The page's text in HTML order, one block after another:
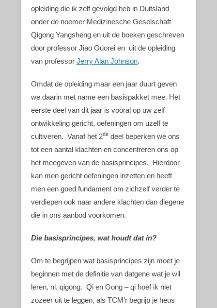
opleiding die ik zelf gevolgd heb in Duitsland
onder de noemer Medizinesche Geselschaft
Qigong Yangsheng en uit de boeken geschreven
door professor Jiao Guorei en uit de opleiding
van professor Jerry Alan Johnson.
Omdat de opleiding maar een jaar duurt geven
we daarin met name een basispakket mee. Het
eerste deel van dit jaar is vooral op uw zelf
ontwikkeling gericht, oefeningen om uzelf te
cultiveren. Vanaf het 2de deel beperken we ons
tot een aantal klachten en concentreren ons op
het meegeven van de basisprincipes. Hierdoor
kan men gericht oefeningen inzetten en heeft
men een goed fundament om zichzelf verder te
verdiepen ook naar andere klachten dan diegene
die in ons aanbod voorkomen.
Die basisprincipes, wat houdt dat in?
Om te begrijpen wat basisprincipes zijn moet je
beginnen met de definitie van datgene wat je wil
leren, nl. qigong. Qi en Gong – qi hoef ik niet
zozeer uit te leggen, als TCM’r begrijp je heus